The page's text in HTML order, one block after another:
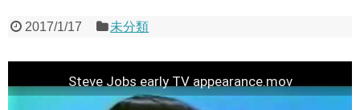
2017/1/17 未分類
Steve Jobs early TV appearance.mov